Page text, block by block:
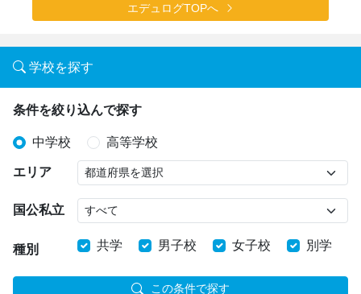
エデュログTOPへ
学校を探す
条件を絞り込んで探す
中学校 高等学校
エリア
国公私立
種別 共学 男子校 女子校 別学
この条件で探す